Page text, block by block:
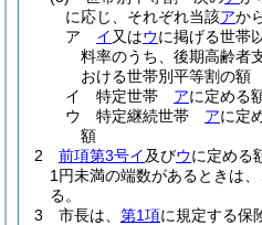
に応じ、それぞれ当該アか
ア
イ 又はウに掲げる世帯
料率のうち、後期高齢者
おける世帯別平等割の額
イ
特定世帯 アに定める
ウ
特定継続世帯 アに定
額
2
前項第3号イ及びウに定める
1円未満の端数があるときは
る。
3
市長は、 第1項に規定する保